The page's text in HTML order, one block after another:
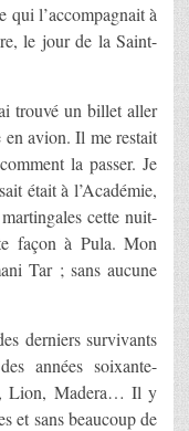
qui l’accompagnait à
le jour de la Saint-
trouvé un billet aller
avion. Il me restait
la passer. Je
était à l’Académie,
cette nuit-
façon à Pula. Mon
Tar ; sans aucune
derniers survivants
années soixante-
Lion, Madera… Il y
et sans beaucoup de